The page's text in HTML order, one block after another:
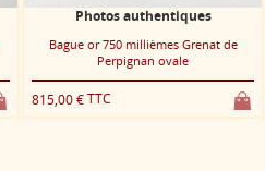
Photos authentiques
Bague or 750 millièmes Grenat de
Perpignan ovale
815,00 €TTC